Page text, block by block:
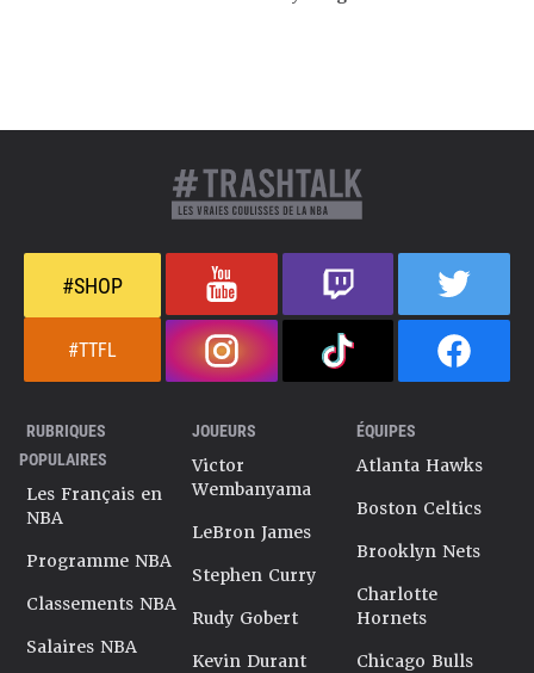
#SHOP
#TTFL
RUBRIQUES
POPULAIRES
Les Français en
NBA
Programme NBA
Classements NBA
Salaires NBA
JOUEURS
Victor
Wembanyama
LeBron James
Stephen Curry
Rudy Gobert
Kevin Durant
ÉQUIPES
Atlanta Hawks
Boston Celtics
Brooklyn Nets
Charlotte
Hornets
Chicago Bulls